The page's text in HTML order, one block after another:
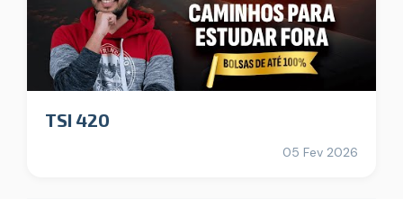
TSI 420
05 Fev 2026